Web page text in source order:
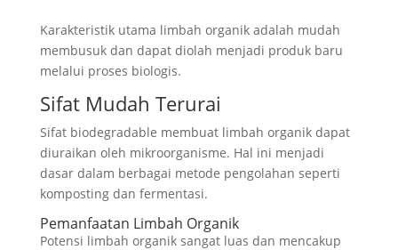
Karakteristik utama limbah organik adalah mudah
membusuk dan dapat diolah menjadi produk baru
melalui proses biologis.
Sifat Mudah Terurai
Sifat biodegradable membuat limbah organik dapat
diuraikan oleh mikroorganisme. Hal ini menjadi
dasar dalam berbagai metode pengolahan seperti
komposting dan fermentasi.
Pemanfaatan Limbah Organik
Potensi limbah organik sangat luas dan mencakup